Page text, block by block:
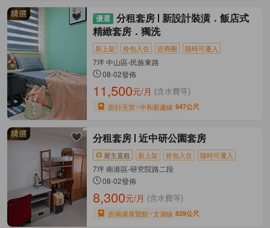
分租套房
新設計裝潢．飯店式
精緻套房．獨洗
新上架 拎包入住 近商圈 隨時可遷入
7坪 中山區-民族東路
08-02發佈
11,500元/月 (含水費等)
距行天宮 中和新蘆線 947公尺
分租套房 近中研公園套房
屋主直租 新上架 拎包入住 隨時可遷入
7坪 南港區-研究院路二段
08-02發佈
8,300元/月 (含水費等)
距南港展覽館 文湖線 829公尺